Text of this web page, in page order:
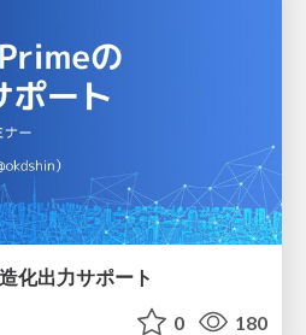
化出力サポート
0 180